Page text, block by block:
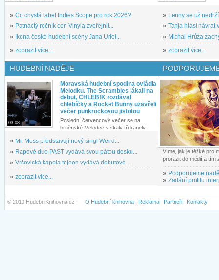
» Co chystá label Indies Scope pro rok 2026?
» Patnáctý ročník cen Vinyla zveřejnil...
»
Ikona české hudební scény Jana Uriel...
» zobrazit více...
» Lenny se už
» Tanja hlásí návrat
» Michal Hrůza
» zobrazit více...
HUDEBNÍ NADĚJE
03.08.
Moravská hudební spodina ovládla
Melodku. The Scrambles lákali na
debut, CHLEB!K rozdával
chlebíčky a Rocket Bunny uzavřeli
večer punkrockovou jistotou
Poslední červencový večer se na
brněnské Melodce setkaly tři kapely...
» Mr. Moss představují nový singl Weird...
» Rapové duo PAST vydává svou pátou desku...
» Vršovická kapela tojeon vydává debutové...
» zobrazit více...
Víme, jak je těžké pro
prorazit do médií a tím
» Podporujeme
» Zadání profilu
© 2010 HudebniKnihovna.cz | O Hudební knihovna Reklama Partneři Kontakty